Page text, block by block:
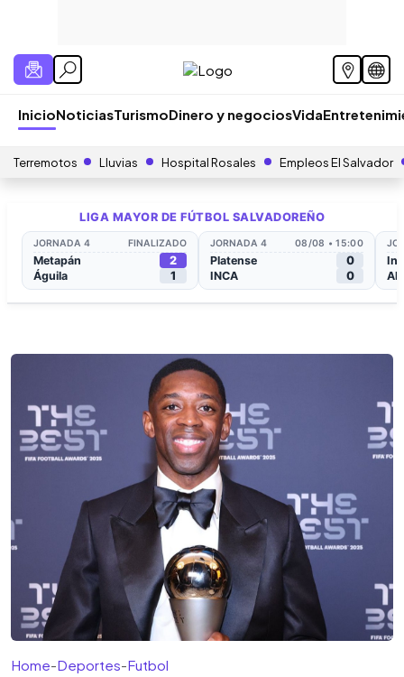
InicioNoticiasTurismoDinero y negociosVida
Terremotos Lluvias Hospital Rosales Empleos El Salvador
Home-Deportes-Futbol